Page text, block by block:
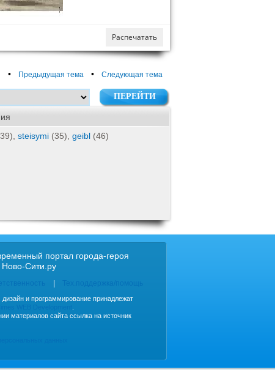
Распечатать
• Предыдущая тема • Следующая тема
steisymi (35), geibl (46)
портал города-героя
Ново-Сити.ру
дизайн и программирование принадлежат
материалов сайта ссылка на источник